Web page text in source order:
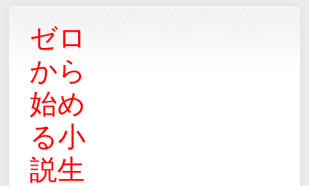
ゼロ
から
始め
る小
説生